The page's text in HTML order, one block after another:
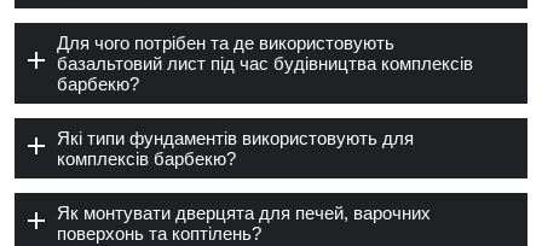
Для чого потрібен та де використовують
базальтовий лист під час будівництва комплексів
барбекю?
Які типи фундаментів використовують для
комплексів барбекю?
Як монтувати дверцята для печей, варочних
поверхонь та коптілень?